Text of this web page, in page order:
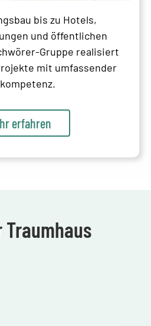
bis zu Hotels,
und öffentlichen
Gruppe realisiert
mit umfassender
erfahren
Traumhaus